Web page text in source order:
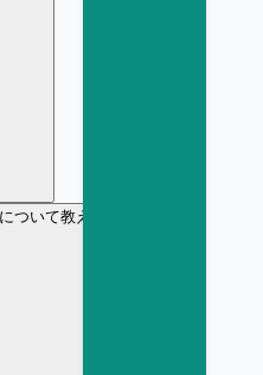
ついて教えてください